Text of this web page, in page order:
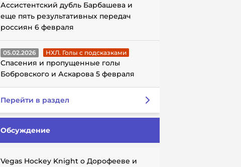
Ассистентский дубль Барбашева и
еще пять результативных передач
россиян 6 февраля
05.02.2026 НХЛ. Голы с подсказками
Спасения и пропущенные голы
Бобровского и Аскарова 5 февраля
Перейти в раздел
Обсуждение
Vegas Hockey Knight о Дорофееве и